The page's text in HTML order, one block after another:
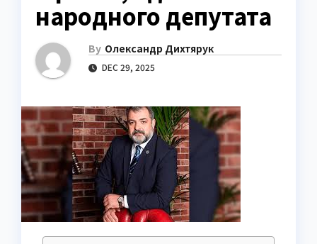
народного депутата
By Олександр Дихтярук
DEC 29, 2025